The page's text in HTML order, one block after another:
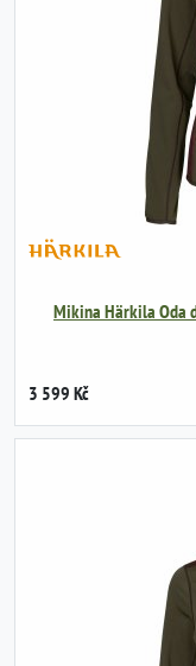
Mikina Härkila Oda
3 599 Kč